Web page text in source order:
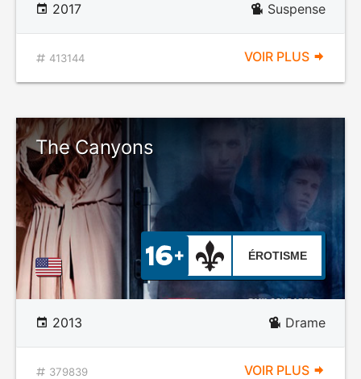
2017 Suspense
413144 VOIR PLUS
The Canyons
ÉROTISME
2013 Drame
379839 VOIR PLUS